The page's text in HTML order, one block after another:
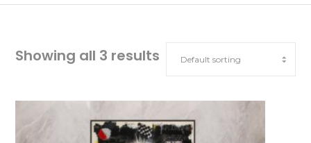
Showing all 3 results